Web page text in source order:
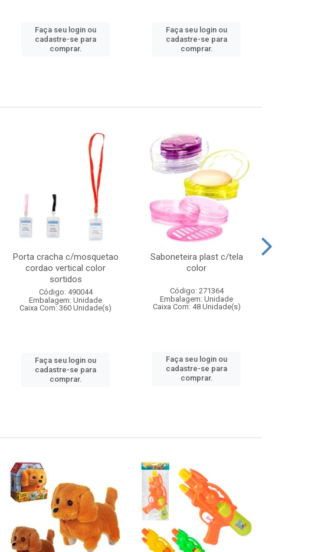
Faça seu login ou
cadastre-se para
comprar.
Faça seu login ou
cadastre-se para
comprar.
Porta cracha c/mosquetao
cordao vertical color
sortidos
Código: 490044
Embalagem: Unidade
Caixa Com: 360 Unidade(s)
Faça seu login ou
cadastre-se para
comprar.
Saboneteira plast c/tela
color
Código: 271364
Embalagem: Unidade
Caixa Com: 48 Unidade(s)
Faça seu login ou
cadastre-se para
comprar.